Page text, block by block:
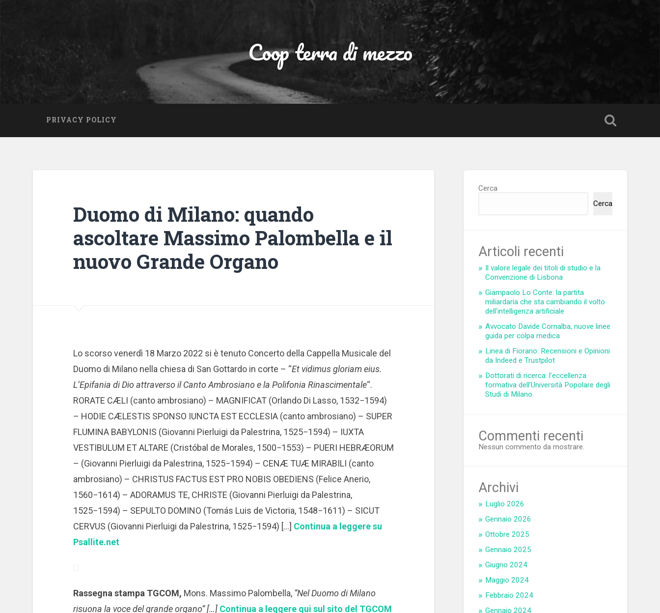
Coop terra di mezzo
PRIVACY POLICY
Duomo di Milano: quando
ascoltare Massimo Palombella e il
nuovo Grande Organo
Lo scorso venerdì 18 Marzo 2022 si è tenuto Concerto della Cappella Musicale del
Duomo di Milano nella chiesa di San Gottardo in corte – “Et vidimus gloriam eius.
L’Epifania di Dio attraverso il Canto Ambrosiano e la Polifonia Rinascimentale“.
RORATE CÆLI (canto ambrosiano) – MAGNIFICAT (Orlando Di Lasso, 1532−1594)
– HODIE CÆLESTIS SPONSO IUNCTA EST ECCLESIA (canto ambrosiano) – SUPER
FLUMINA BABYLONIS (Giovanni Pierluigi da Palestrina, 1525−1594) – IUXTA
VESTIBULUM ET ALTARE (Cristóbal de Morales, 1500−1553) – PUERI HEBRÆORUM
– (Giovanni Pierluigi da Palestrina, 1525−1594) – CENÆ TUÆ MIRABILI (canto
ambrosiano) – CHRISTUS FACTUS EST PRO NOBIS OBEDIENS (Felice Anerio,
1560−1614) – ADORAMUS TE, CHRISTE (Giovanni Pierluigi da Palestrina,
1525−1594) – SEPULTO DOMINO (Tomás Luis de Victoria, 1548−1611) – SICUT
CERVUS (Giovanni Pierluigi da Palestrina, 1525−1594) […] Continua a leggere su
Psallite.net
Rassegna stampa TGCOM, Mons. Massimo Palombella, “Nel Duomo di Milano
risuona la voce del grande organo” […] Continua a leggere qui sul sito del TGCOM
Cerca
Cerca
Articoli recenti
Il valore legale dei titoli di studio e la
Convenzione di Lisbona
Giampaolo Lo Conte: la partita
miliardaria che sta cambiando il volto
dell’intelligenza artificiale
Avvocato Davide Cornalba, nuove linee
guida per colpa medica
Linea di Fiorano: Recensioni e Opinioni
da Indeed e Trustpilot
Dottorati di ricerca: l’eccellenza
formativa dell’Università Popolare degli
Studi di Milano
Commenti recenti
Nessun commento da mostrare.
Archivi
Luglio 2026
Gennaio 2026
Ottobre 2025
Gennaio 2025
Giugno 2024
Maggio 2024
Febbraio 2024
Gennaio 2024